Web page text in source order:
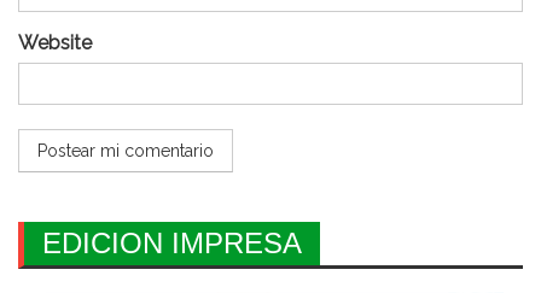
Website
EDICION IMPRESA